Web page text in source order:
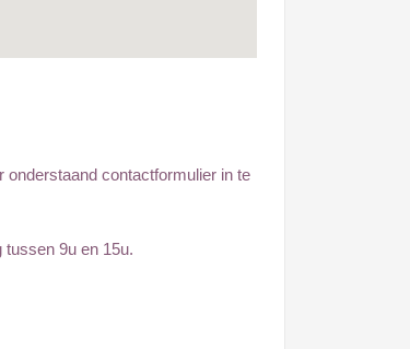
onderstaand contactformulier in te
9u en 15u.